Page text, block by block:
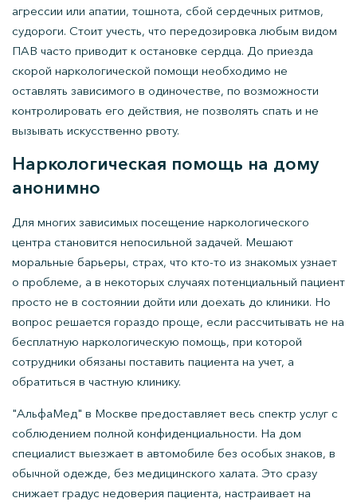
агрессии или апатии, тошнота, сбой сердечных ритмов,
судороги. Стоит учесть, что передозировка любым видом
ПАВ часто приводит к остановке сердца. До приезда
скорой наркологической помощи необходимо не
оставлять зависимого в одиночестве, по возможности
контролировать его действия, не позволять спать и не
вызывать искусственно рвоту.
Наркологическая помощь на дому
анонимно
Для многих зависимых посещение наркологического
центра становится непосильной задачей. Мешают
моральные барьеры, страх, что кто-то из знакомых узнает
о проблеме, а в некоторых случаях потенциальный пациент
просто не в состоянии дойти или доехать до клиники. Но
вопрос решается гораздо проще, если рассчитывать не на
бесплатную наркологическую помощь, при которой
сотрудники обязаны поставить пациента на учет, а
обратиться в частную клинику.
"АльфаМед" в Москве предоставляет весь спектр услуг с
соблюдением полной конфиденциальности. На дом
специалист выезжает в автомобиле без особых знаков, в
обычной одежде, без медицинского халата. Это сразу
снижает градус недоверия пациента, настраивает на